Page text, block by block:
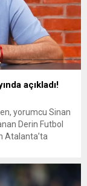
açıkladı!
yorumcu Sinan
Derin Futbol
Atalanta’ta
Futbolcuyu